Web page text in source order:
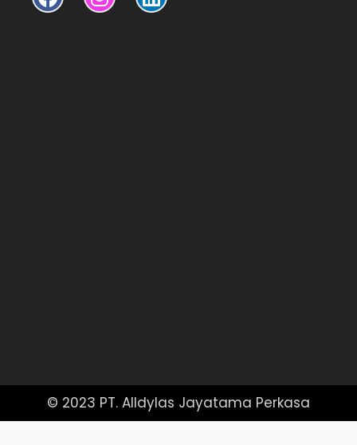
© 2023 PT. Alldylas Jayatama Perkasa